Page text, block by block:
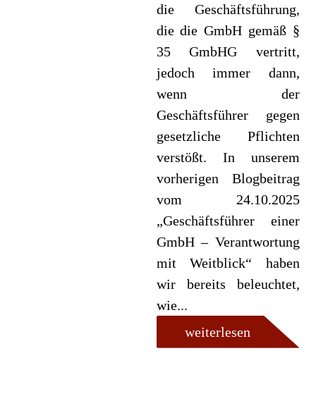
die Geschäftsführung,
die die GmbH gemäß §
35 GmbHG vertritt,
jedoch immer dann,
wenn der
Geschäftsführer gegen
gesetzliche Pflichten
verstößt. In unserem
vorherigen Blogbeitrag
vom 24.10.2025
„Geschäftsführer einer
GmbH – Verantwortung
mit Weitblick“ haben
wir bereits beleuchtet,
wie...
weiterlesen